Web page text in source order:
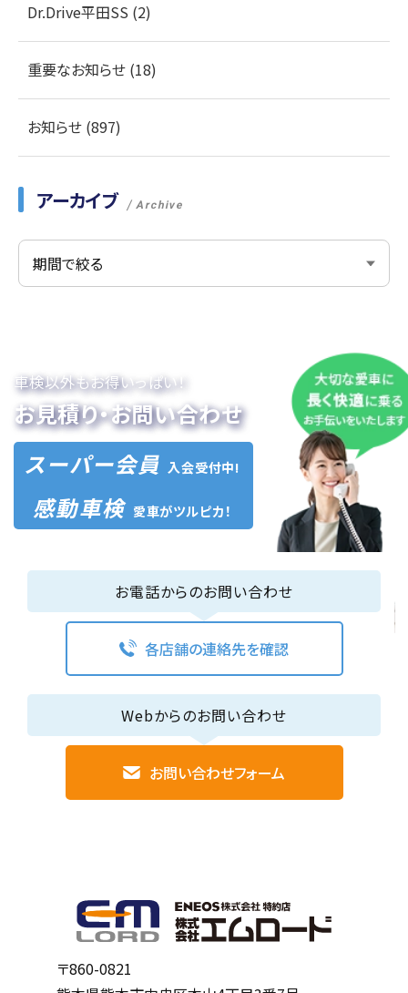
Dr.Drive平田SS (2)
重要なお知らせ (18)
お知らせ (897)
アーカイブ Archive
車検以外もお得いっぱい！
お見積り・お問い合わせ
スーパー会員 入会受付中!
感動車検 愛車がツルピカ！
お電話からのお問い合わせ
各店舗の連絡先を確認
Webからのお問い合わせ
お問い合わせフォーム
〒860-0821